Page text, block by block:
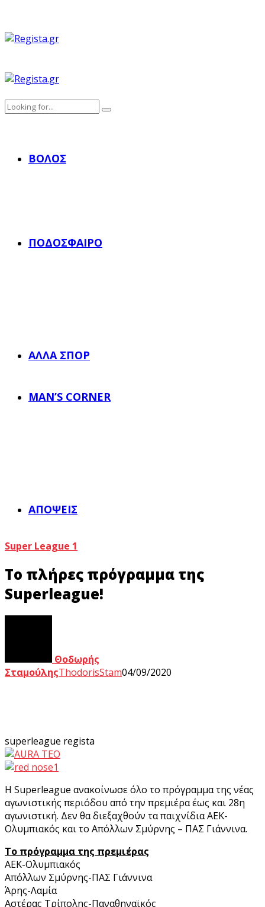
ΒΌΛΟΣ
ΠΟΔΌΣΦΑΙΡΟ
ΆΛΛΑ ΣΠΟΡ
MAN’S CORNER
ΑΠΌΨΕΙΣ
Super League 1
Tο πλήρες πρόγραμμα της
Superleague!
Θοδωρής
ΣταμούληςThodorisStam04/09/2020
superleague regista
Η Superleague ανακοίνωσε όλο το πρόγραμμα της νέας
αγωνιστικής περιόδου από την πρεμιέρα έως και 28η
αγωνιστική. Δεν θα διεξαχθούν τα παιχνίδια ΑΕΚ-
Ολυμπιακός και το Απόλλων Σμύρνης – ΠΑΣ Γιάννινα.
Tο πρόγραμμα της πρεμιέρας
ΑΕΚ-Ολυμπιακός
Απόλλων Σμύρνης-ΠΑΣ Γιάννινα
Άρης-Λαμία
Αστέρας Τρίπολης-Παναθηναϊκός